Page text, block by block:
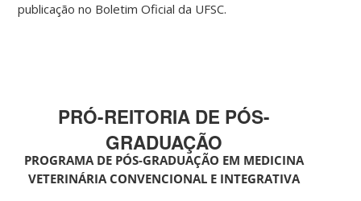
publicação no Boletim Oficial da UFSC.
PRÓ-REITORIA DE PÓS-
GRADUAÇÃO
PROGRAMA DE PÓS-GRADUAÇÃO EM MEDICINA
VETERINÁRIA CONVENCIONAL E INTEGRATIVA